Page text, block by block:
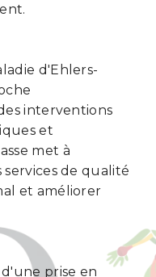
d'Ehlers-
interventions
et
met à
services de qualité
et améliorer
prise en